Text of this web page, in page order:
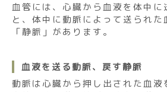
血管には、心臓から血液を体中に
と、体中に動脈によって送られた
「静脈」があります。
血液を送る動脈、戻す静脈
動脈は心臓から押し出された血液